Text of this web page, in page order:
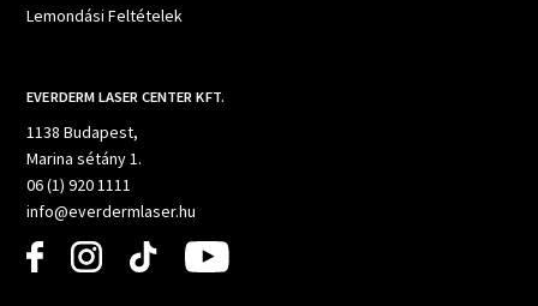
Lemondási Feltételek
EVERDERM LASER CENTER KFT.
1138 Budapest,
Marina sétány 1.
06 (1) 920 1111
info@everdermlaser.hu